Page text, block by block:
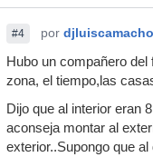
#4 por djluiscamacho
Hubo un compañero
zona, el tiempo,las
Dijo que al interior eran
aconseja montar al
exterior..Supongo que